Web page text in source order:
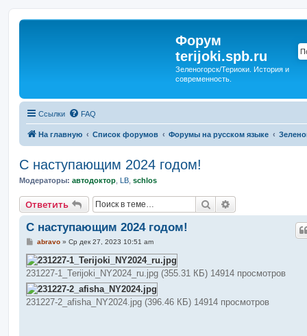
Форум
terijoki.spb.ru
Зеленогорск/Териоки. История и
современность.
Ссылки FAQ
На главную Список форумов Форумы на русском языке
С наступающим 2024 годом!
Модераторы: автодоктор LB schlos
Ответить Поиск
С наступающим 2024 годом!
С
о
б
щ
е
н
и
е
abravo» Ср дек 27, 2023 10:51 am
231227-1_Terijoki_NY2024_ru.jpg (355.31 КБ) 14914 просмотров
231227-2_afisha_NY2024.jpg (396.46 КБ) 14914 просмотров